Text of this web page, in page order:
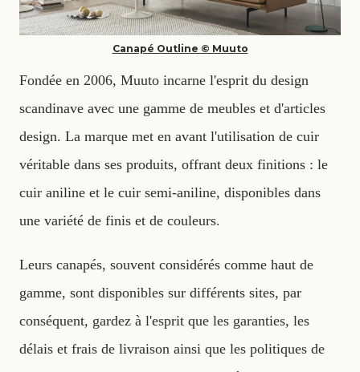
Canapé Outline © Muuto
Fondée en 2006, Muuto incarne l'esprit du design
scandinave avec une gamme de meubles et d'articles
design. La marque met en avant l'utilisation de cuir
véritable dans ses produits, offrant deux finitions : le
cuir aniline et le cuir semi-aniline, disponibles dans
une variété de finis et de couleurs.
Leurs canapés, souvent considérés comme haut de
gamme, sont disponibles sur différents sites, par
conséquent, gardez à l'esprit que les garanties, les
délais et frais de livraison ainsi que les politiques de